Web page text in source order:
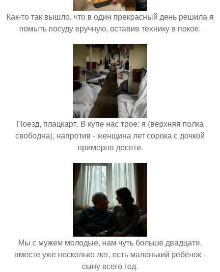
Как-то так вышло, что в один прекрасный день решила я
помыть посуду вручную, оставив технику в покое.
Поезд, плацкарт. В купе нас трое: я (верхняя полка
свободна), напротив - женщина лет сорока с дочкой
примерно десяти.
Мы с мужем молодые, нам чуть больше двадцати,
вместе уже несколько лет, есть маленький ребёнок -
сыну всего год.